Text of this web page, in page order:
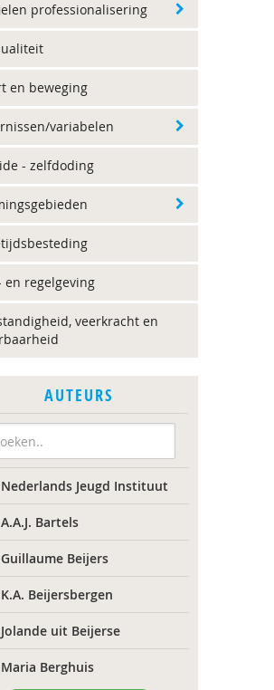
professionalisering
en beweging
variabelen
- zelfdoding
en regelgeving
veerkracht en
AUTEURS
Nederlands Jeugd Instituut
A.A.J. Bartels
Guillaume Beijers
K.A. Beijersbergen
Jolande uit Beijerse
Maria Berghuis